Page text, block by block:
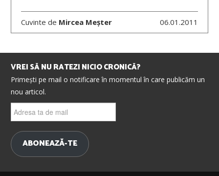
Cuvinte de Mircea Meșter 06.01.2011
VREI SĂ NU RATEZI NICIO CRONICĂ?
Primești pe mail o notificare în momentul în care publicăm un
nou articol.
ta
mail
ABONEAZĂ-TE